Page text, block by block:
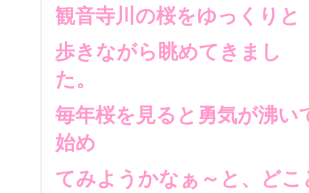
観音寺川の桜をゆっくりと
歩きながら 眺めてきまし
た。
毎年桜を見ると勇気が沸い
始め
てみようかなぁ～と、ど